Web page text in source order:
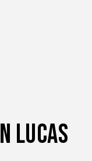
LUCAS